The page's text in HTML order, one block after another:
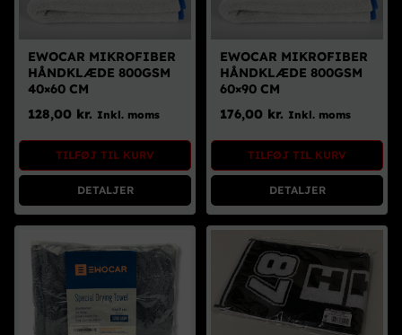
EWOCAR MIKROFIBER
HÅNDKLÆDE 800GSM
40×60 CM
128,00 kr. Inkl. moms
TILFØJ TIL KURV
DETALJER
EWOCAR MIKROFIBER
HÅNDKLÆDE 800GSM
60×90 CM
176,00 kr. Inkl. moms
TILFØJ TIL KURV
DETALJER